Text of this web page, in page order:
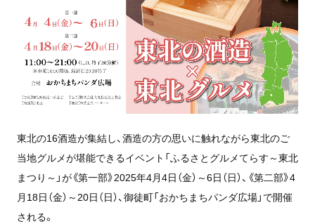
東北の16酒造が集結し、酒造の方の思いに触れながら東北のご
当地グルメが堪能できるイベント「ふるさとグルメてらす～東北
まつり～」が《第一部》2025年4月4日（金）～6日（日）、《第二部》4
月18日（金）～20日（日）、御徒町「おかちまちパンダ広場」で開催
される。